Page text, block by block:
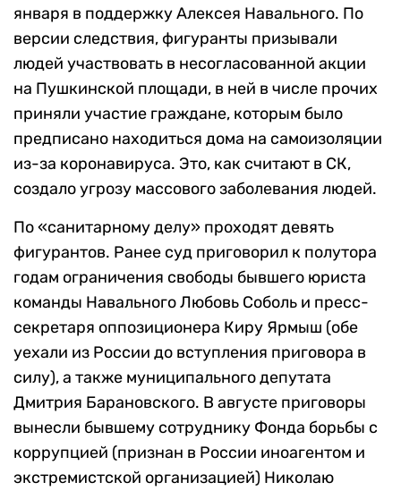
января в поддержку Алексея Навального. По
версии следствия, фигуранты призывали
людей участвовать в несогласованной акции
на Пушкинской площади, в ней в числе прочих
приняли участие граждане, которым было
предписано находиться дома на самоизоляции
из-за коронавируса. Это, как считают в СК,
создало угрозу массового заболевания людей.
По «санитарному делу» проходят девять
фигурантов. Ранее суд приговорил к полутора
годам ограничения свободы бывшего юриста
команды Навального Любовь Соболь и пресс-
секретаря оппозиционера Киру Ярмыш (обе
уехали из России до вступления приговора в
силу), а также муниципального депутата
Дмитрия Барановского. В августе приговоры
вынесли бывшему сотруднику Фонда борьбы с
коррупцией (признан в России иноагентом и
экстремистской организацией) Николаю